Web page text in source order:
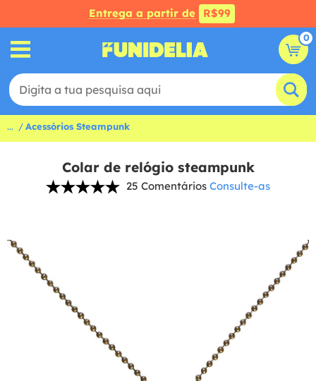
Entrega a partir de R$99
0
... Acessórios Steampunk
Colar de relógio steampunk
25 Comentários Consulte-as